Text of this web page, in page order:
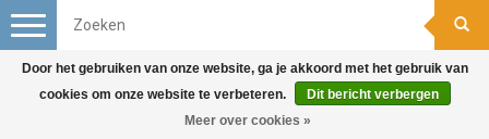
Toggle
navigation
Door het gebruiken van onze website, ga je akkoord met het gebruik van
cookies om onze website te verbeteren.
Dit bericht verbergen
Meer over cookies »